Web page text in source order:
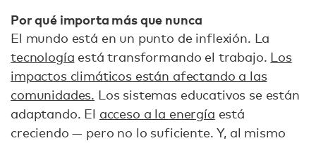
Por qué importa más que nunca
El mundo está en un punto de inflexión. La
tecnología está transformando el trabajo. Los
impactos climáticos están afectando a las
comunidades. Los sistemas educativos se están
adaptando. El acceso a la energía está
creciendo — pero no lo suficiente. Y, al mismo